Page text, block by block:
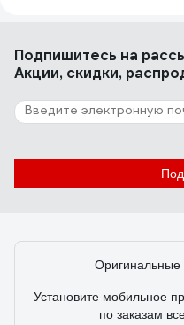
Подпишитесь на
Акции, скидки,
Оригинальные
Установите мобильное
по заказам